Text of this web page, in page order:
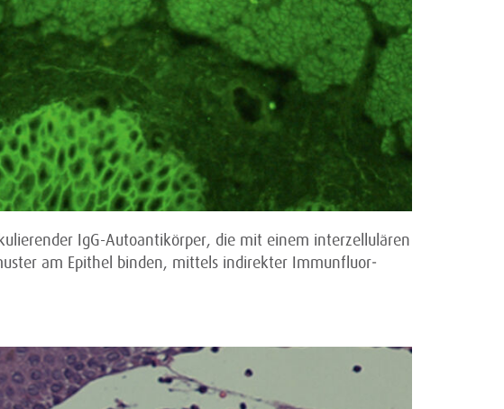
IgG-Autoantikörper, die mit einem interzellulären
am Epithel binden, mittels indirekter Immun­fluor­